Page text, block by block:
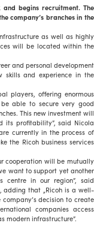
and begins recruitment. The
company’s branches in the
as well as highly
will be located within the
and personal development
and experience in the
players, offering enormous
able to secure very good
This new investment will
its profitability”, said Nicola
currently in the process of
the Ricoh business services
cooperation will be mutually
want to support yet another
centre in our region”, said
adding that „Ricoh is a well-
decision to create
companies access
modern infrastructure”.